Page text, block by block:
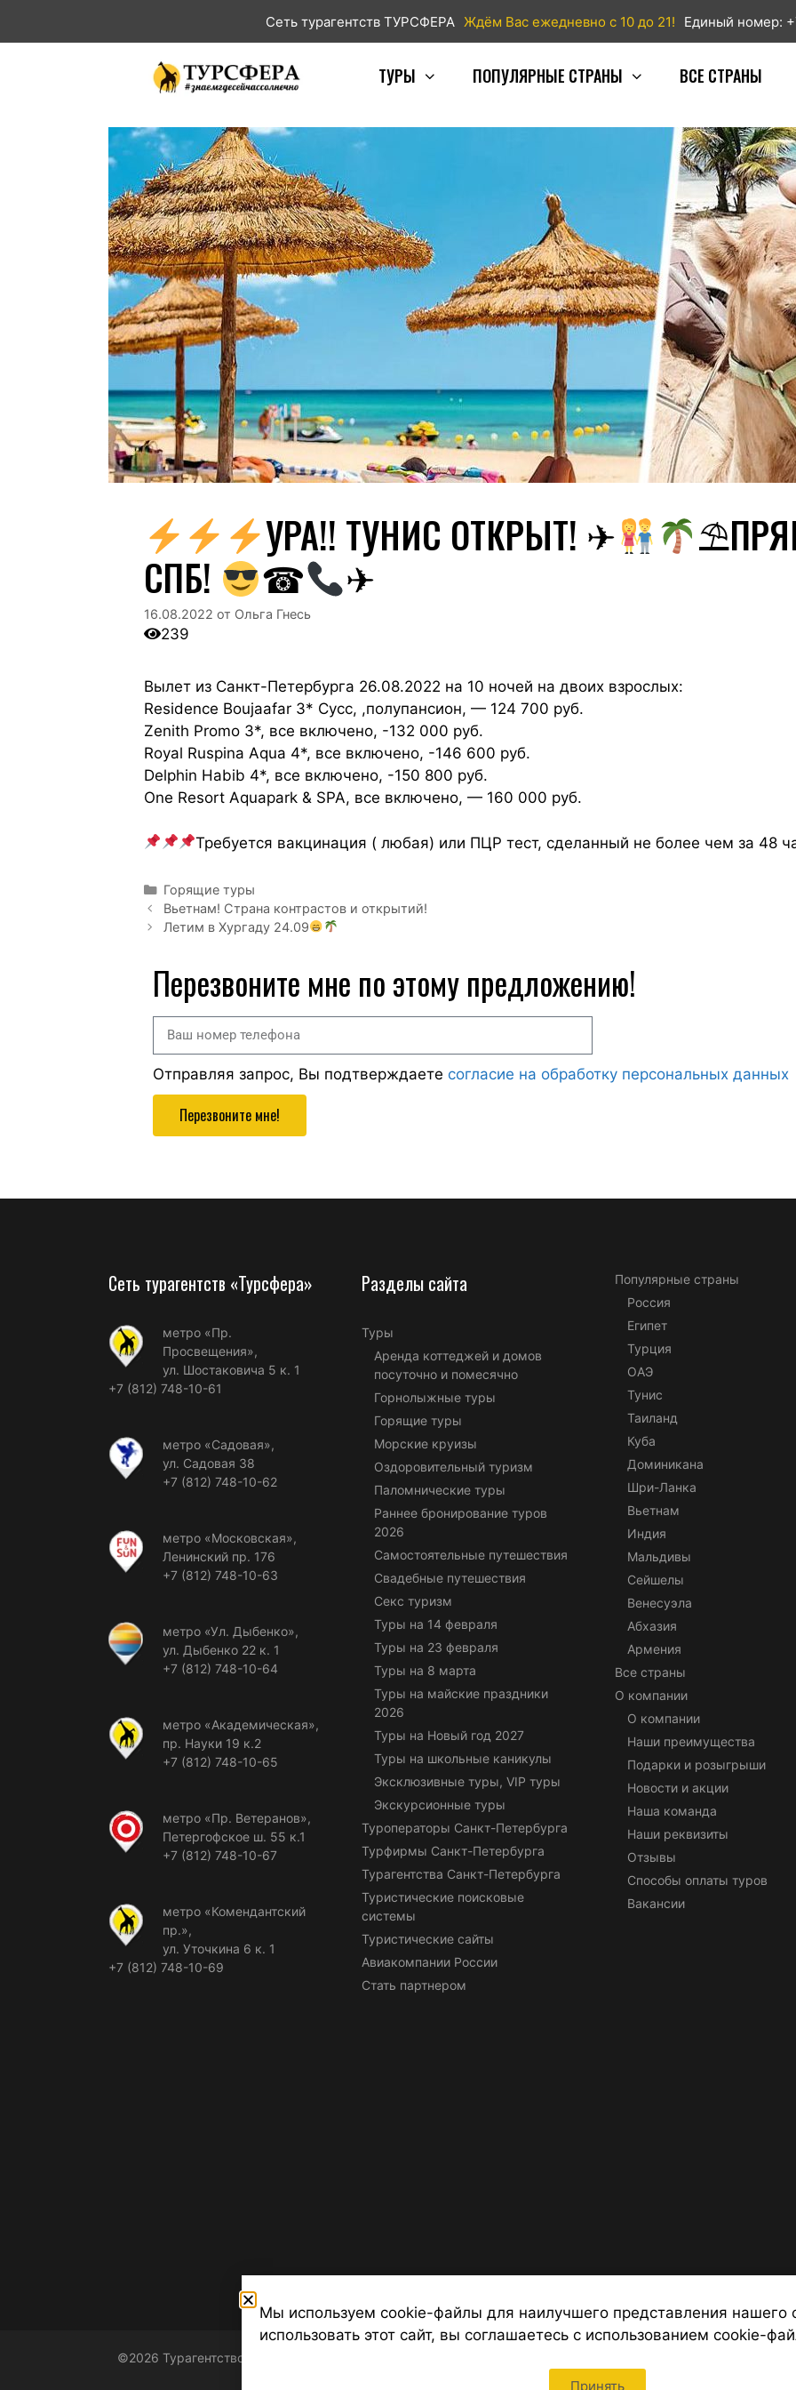
Сеть турагентств ТУРСФЕРА Ждём Вас ежедневно с 10 до 21! Единый номер:
ТУРЫ ПОПУЛЯРНЫЕ СТРАНЫ ВСЕ СТРАНЫ
УРА!! ТУНИС ОТКРЫТ! ✈
СПБ!
☎ ✈
16.08.2022 от Ольга Гнесь
239
Вылет из Санкт-Петербурга 26.08.2022 на 10 ночей на двоих взрослых:
Residence Boujaafar 3* Сусс, ,полупансион, — 124 700 руб.
Zenith Promo 3*, все включено, -132 000 руб.
Royal Ruspina Aqua 4*, все включено, -146 600 руб.
Delphin Habib 4*, все включено, -150 800 руб.
One Resort Aquapark & SPA, все включено, — 160 000 руб.
Требуется вакцинация ( любая) или ПЦР тест, сделанный не более чем за 48
Горящие туры
Вьетнам! Страна контрастов и открытий!
Летим в Хургаду 24.09
Перезвоните мне по этому предложению!
Отправляя запрос, Вы подтверждаете согласие на обработку персональных данных
Перезвоните мне!
Сеть турагентств «Турсфера»
метро «Пр.
Просвещения»,
ул. Шостаковича 5 к. 1
+7 (812) 748-10-61
метро «Садовая»,
ул. Садовая 38
+7 (812) 748-10-62
метро «Московская»,
Ленинский пр. 176
+7 (812) 748-10-63
метро «Ул. Дыбенко»,
ул. Дыбенко 22 к. 1
+7 (812) 748-10-64
метро «Академическая»,
пр. Науки 19 к.2
+7 (812) 748-10-65
метро «Пр. Ветеранов»,
Петергофское ш. 55 к.1
+7 (812) 748-10-67
метро «Комендантский
пр.»,
ул. Уточкина 6 к. 1
+7 (812) 748-10-69
Разделы сайта
Туры
Аренда коттеджей и домов
посуточно и помесячно
Горнолыжные туры
Горящие туры
Морские круизы
Оздоровительный туризм
Паломнические туры
Раннее бронирование туров
2026
Самостоятельные путешествия
Свадебные путешествия
Секс туризм
Туры на 14 февраля
Туры на 23 февраля
Туры на 8 марта
Туры на майские праздники
2026
Туры на Новый год 2027
Туры на школьные каникулы
Эксклюзивные туры, VIP туры
Экскурсионные туры
Туроператоры Санкт-Петербурга
Турфирмы Санкт-Петербурга
Турагентства Санкт-Петербурга
Туристические поисковые
системы
Туристические сайты
Авиакомпании России
Стать партнером
Популярные страны
Россия
Египет
Турция
ОАЭ
Тунис
Таиланд
Куба
Доминикана
Шри-Ланка
Вьетнам
Индия
Мальдивы
Сейшелы
Венесуэла
Абхазия
Армения
Все страны
О компании
О компании
Наши преимущества
Подарки и розыгрыши
Новости и акции
Наша команда
Наши реквизиты
Отзывы
Способы оплаты туров
Вакансии
©2026 Турагентство Турсфера - Поиск туров от надежных туроператоров, официальный сайт турфирмы
Мы используем cookie-файлы для наилучшего представления нашего
использовать этот сайт, вы соглашаетесь с использованием cookie-
Принять